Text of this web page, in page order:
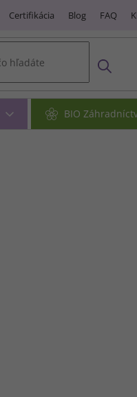
Certifikácia Blog FAQ
BIO